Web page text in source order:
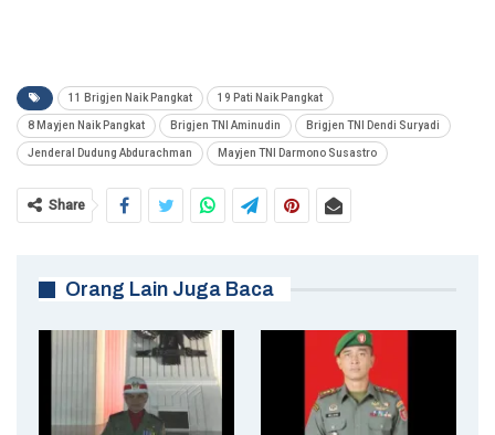
11 Brigjen Naik Pangkat 19 Pati Naik Pangkat
8 Mayjen Naik Pangkat Brigjen TNI Aminudin Brigjen TNI Dendi Suryadi
Jenderal Dudung Abdurachman Mayjen TNI Darmono Susastro
Share
Orang Lain Juga Baca